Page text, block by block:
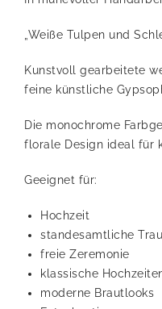
„Weiße Tulpen und
Kunstvoll gearbeitete
feine künstliche
Die monochrome
florale Design ideal für
Geeignet für:
Hochzeit
standesamtliche
freie Zeremonie
klassische
moderne Brautlooks